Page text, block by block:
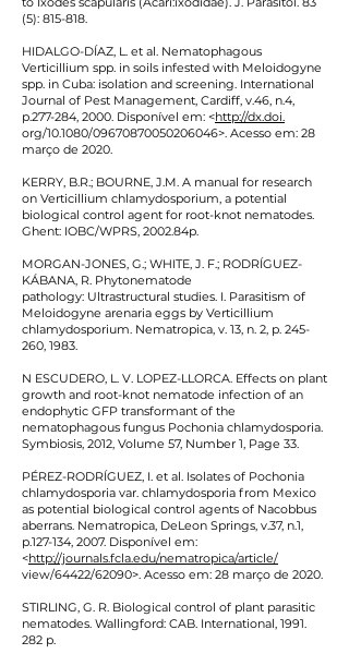
(5): 815-818.
HIDALGO-DÍAZ, L. et al. Nematophagous
Verticillium spp. in soils infested with Meloidogyne
spp. in Cuba: isolation and screening. International
Journal of Pest Management, Cardiff, v.46, n.4,
p.277-284, 2000. Disponível em: <http://dx.doi.
org/10.1080/09670870050206046>. Acesso em: 28
março de 2020.
KERRY, B.R.; BOURNE, J.M. A manual for research
on Verticillium chlamydosporium, a potential
biological control agent for root-knot nematodes.
Ghent: IOBC/WPRS, 2002.84p.
MORGAN-JONES, G.; WHITE, J. F.; RODRÍGUEZ-
KÁBANA, R. Phytonematode
pathology: Ultrastructural studies. I. Parasitism of
Meloidogyne arenaria eggs by Verticillium
chlamydosporium. Nematropica, v. 13, n. 2, p. 245-
260, 1983.
N ESCUDERO, L. V. LOPEZ-LLORCA. Effects on plant
growth and root-knot nematode infection of an
endophytic GFP transformant of the
nematophagous fungus Pochonia chlamydosporia.
Symbiosis, 2012, Volume 57, Number 1, Page 33.
PÉREZ-RODRÍGUEZ, I. et al. Isolates of Pochonia
chlamydosporia var. chlamydosporia from Mexico
as potential biological control agents of Nacobbus
aberrans. Nematropica, DeLeon Springs, v.37, n.1,
p.127-134, 2007. Disponível em:
<http://journals.fcla.edu/nematropica/article/
view/64422/62090>. Acesso em: 28 março de 2020.
STIRLING, G. R. Biological control of plant parasitic
nematodes. Wallingford: CAB. International, 1991.
282 p.